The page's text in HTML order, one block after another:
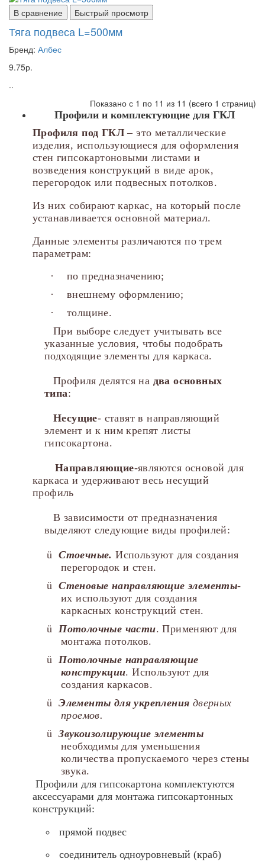
В сравнение Быстрый просмотр
Тяга подвеса L=500мм
Бренд: Албес
9.75р.
..
Показано с 1 по 11 из 11 (всего 1 страниц)
Профили и комплектующие для ГКЛ
Профиля под ГКЛ – это металлические
изделия, использующиеся для оформления
стен гипсокартоновыми листами и
возведения конструкций в виде арок,
перегородок или подвесных потолков.
Из них собирают каркас, на который после
устанавливается основной материал.
Данные элементы различаются по трем
параметрам:
·
по предназначению;
·
внешнему оформлению;
·
толщине.
При выборе следует учитывать все
указанные условия, чтобы подобрать
подходящие элементы для каркаса.
Профиля делятся на два основных
типа:
Несущие- ставят в направляющий
элемент и к ним крепят листы
гипсокартона.
Направляющие-являются основой для
каркаса и удерживают весь несущий
профиль
В зависимости от предназначения
выделяют следующие виды профилей:
ü Стоечные. Используют для создания
перегородок и стен.
ü Стеновые направляющие элементы-
их используют для создания
каркасных конструкций стен.
ü Потолочные части. Применяют для
монтажа потолков.
ü Потолочные направляющие
конструкции. Используют для
создания каркасов.
ü Элементы для укрепления дверных
проемов.
ü Звукоизолирующие элементы
необходимы для уменьшения
количества пропускаемого через стены
звука.
Профили для гипсокартона комплектуются
аксессуарами для монтажа гипсокартонных
конструкций:
прямой подвес
соединитель одноуровневый (краб)